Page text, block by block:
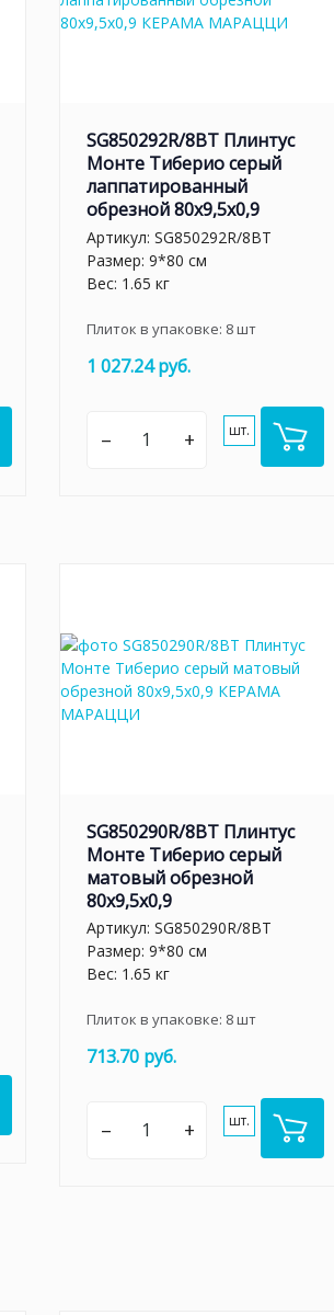
SG850292R/8BT Плинтус
Монте Тиберио серый
лаппатированный
обрезной 80x9,5x0,9
Артикул: SG850292R/8BT
Размер: 9*80 см
Вес: 1.65 кг
Плиток в упаковке: 8шт
1 027.24 руб.
– + шт.
SG850290R/8BT Плинтус
Монте Тиберио серый
матовый обрезной
80x9,5x0,9
Артикул: SG850290R/8BT
Размер: 9*80 см
Вес: 1.65 кг
Плиток в упаковке: 8шт
713.70 руб.
– + шт.